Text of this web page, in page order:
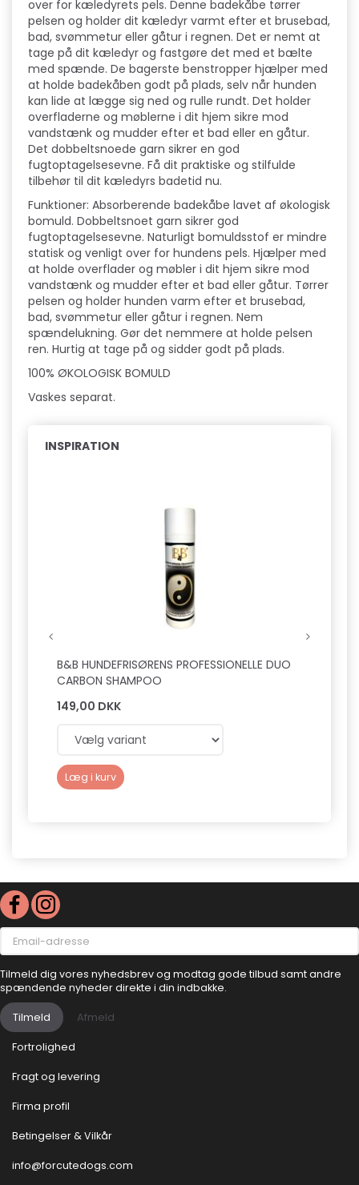
over for kæledyrets pels. Denne badekåbe tørrer
pelsen og holder dit kæledyr varmt efter et brusebad,
bad, svømmetur eller gåtur i regnen. Det er nemt at
tage på dit kæledyr og fastgøre det med et bælte
med spænde. De bagerste benstropper hjælper med
at holde badekåben godt på plads, selv når hunden
kan lide at lægge sig ned og rulle rundt. Det holder
overfladerne og møblerne i dit hjem sikre mod
vandstænk og mudder efter et bad eller en gåtur.
Det dobbeltsnoede garn sikrer en god
fugtoptagelsesevne. Få dit praktiske og stilfulde
tilbehør til dit kæledyrs badetid nu.
Funktioner: Absorberende badekåbe lavet af økologisk
bomuld. Dobbeltsnoet garn sikrer god
fugtoptagelsesevne. Naturligt bomuldsstof er mindre
statisk og venligt over for hundens pels. Hjælper med
at holde overflader og møbler i dit hjem sikre mod
vandstænk og mudder efter et bad eller gåtur. Tørrer
pelsen og holder hunden varm efter et brusebad,
bad, svømmetur eller gåtur i regnen. Nem
spændelukning. Gør det nemmere at holde pelsen
ren. Hurtig at tage på og sidder godt på plads.
100% ØKOLOGISK BOMULD
Vaskes separat.
INSPIRATION
B&B HUNDEFRISØRENS PROFESSIONELLE DUO
CARBON SHAMPOO
149,00 DKK
Læg i kurv
Email-
adresse
Tilmeld dig vores nyhedsbrev og modtag gode tilbud samt andre
spændende nyheder direkte i din indbakke.
Tilmeld Afmeld
Fortrolighed
Fragt og levering
Firma profil
Betingelser & Vilkår
info@forcutedogs.com